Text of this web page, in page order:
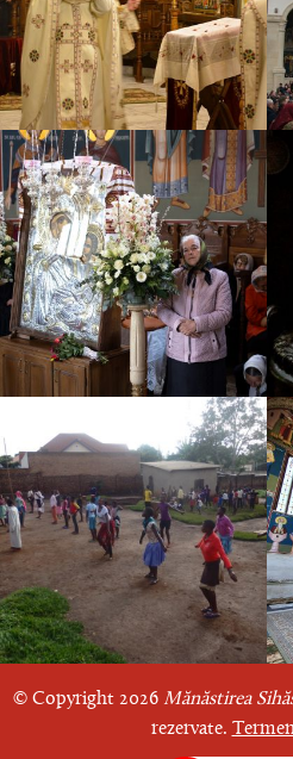
© Copyright 2026 Mănăstirea
rezervate.